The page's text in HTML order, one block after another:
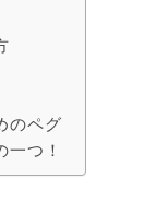
のペグ
つ！